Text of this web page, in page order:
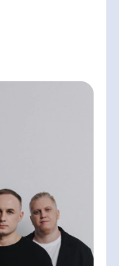
шоу,
или
к нашим
на сайте.